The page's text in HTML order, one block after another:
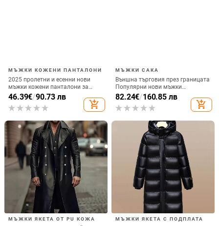
МЪЖКИ КОЖЕНИ ПАНТАЛОНИ
2025 пролетни и есенни нови
мъжки кожени панталони за
мотоциклет, европейски и
американски прави панталони от
изкуствена кожа, на едро
46.39€/90.73 лв
add_shopping_cart
МЪЖКИ САКА
Външна търговия през границата
Популярни нови мъжки
кадифени костюми за банкети и
сватби, кумове и официални
костюми Amazon
82.24€/160.85 лв
add_shopping_cart
МЪЖКИ ЯКЕТА ОТ PU КОЖА МЪЖКИ ЯКЕТА С ПОДПЛАТА